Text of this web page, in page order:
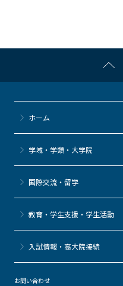
ホーム
学域・学類・大学院
国際交流・留学
教育・学生支援・学生活動
⼊試情報・高大院接続
お問い合わせ